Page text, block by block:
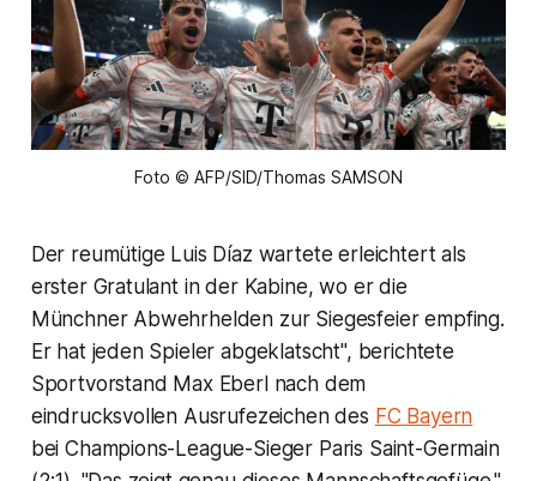
Foto © AFP/SID/Thomas SAMSON
Der reumütige Luis Díaz wartete erleichtert als
erster Gratulant in der Kabine, wo er die
Münchner Abwehrhelden zur Siegesfeier empfing.
Er hat jeden Spieler abgeklatscht", berichtete
Sportvorstand Max Eberl nach dem
eindrucksvollen Ausrufezeichen des FC Bayern
bei Champions-League-Sieger Paris Saint-Germain